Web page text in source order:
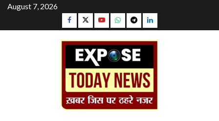
Skip
content
August 7, 2026
Facebook
TwitterYouTubeWhatsapp
TelegramLinkedin